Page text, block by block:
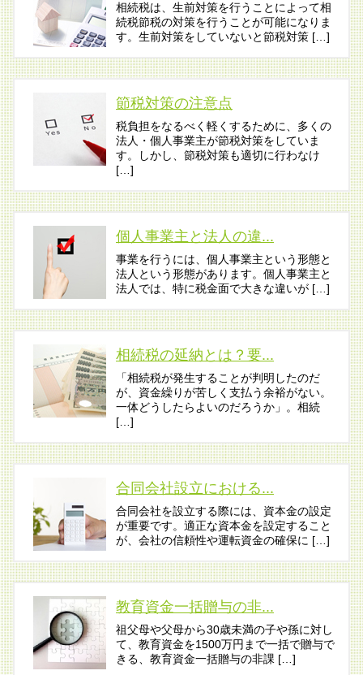
相続税は、生前対策を行うことによって相
続税節税の対策を行うことが可能になりま
す。生前対策をしていないと節税対策 […]
節税対策の注意点
税負担をなるべく軽くするために、多くの
法人・個人事業主が節税対策をしていま
す。しかし、節税対策も適切に行わなけ
[…]
個人事業主と法人の違...
事業を行うには、個人事業主という形態と
法人という形態があります。個人事業主と
法人では、特に税金面で大きな違いが […]
相続税の延納とは？要...
「相続税が発生することが判明したのだ
が、資金繰りが苦しく支払う余裕がない。
一体どうしたらよいのだろうか」。相続
[…]
合同会社設立における...
合同会社を設立する際には、資本金の設定
が重要です。適正な資本金を設定すること
が、会社の信頼性や運転資金の確保に […]
教育資金一括贈与の非...
祖父母や父母から30歳未満の子や孫に対し
て、教育資金を1500万円まで一括で贈与で
きる、教育資金一括贈与の非課 […]